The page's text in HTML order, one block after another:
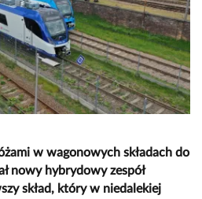
w wagonowych składach do
nowy hybrydowy zespół
skład, który w niedalekiej